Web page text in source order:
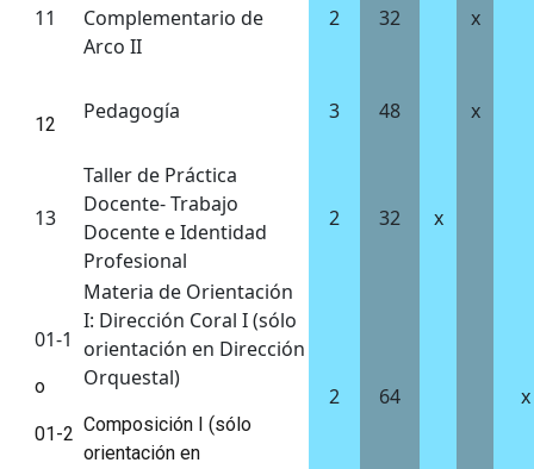
11
Complementario de
Arco II
2 32 x
12
Pedagogía 3 48 x
13
Taller de Práctica
Docente- Trabajo
Docente e Identidad
Profesional
2 32 x
01-1
o
01-2
Materia de Orientación
I: Dirección Coral I (sólo
orientación en Dirección
Orquestal)
Composición I (sólo
orientación en
2 64 x